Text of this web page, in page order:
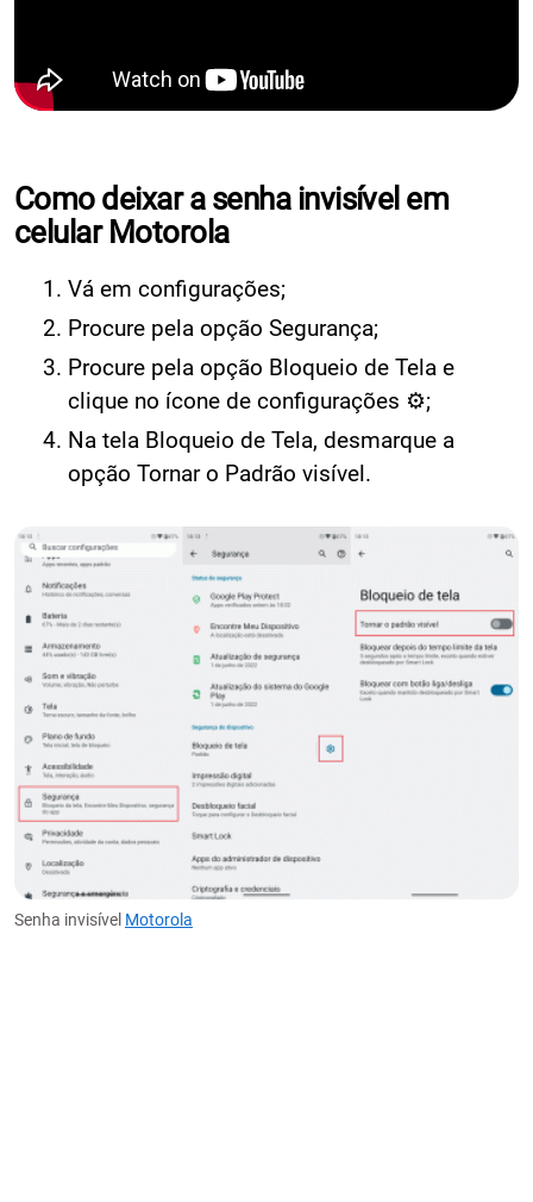
Como deixar a senha invisível em
celular Motorola
Vá em configurações;
Procure pela opção Segurança;
Procure pela opção Bloqueio de Tela e
clique no ícone de configurações ⚙;
Na tela Bloqueio de Tela, desmarque a
opção Tornar o Padrão visível.
Senha invisível Motorola